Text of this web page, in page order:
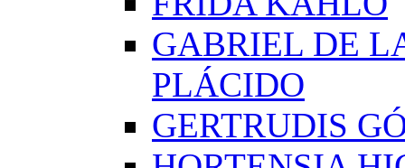
GABRIEL DE
PLÁCIDO
GERTRUDIS